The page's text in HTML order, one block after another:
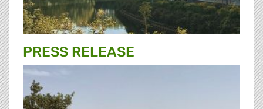
PRESS RELEASE